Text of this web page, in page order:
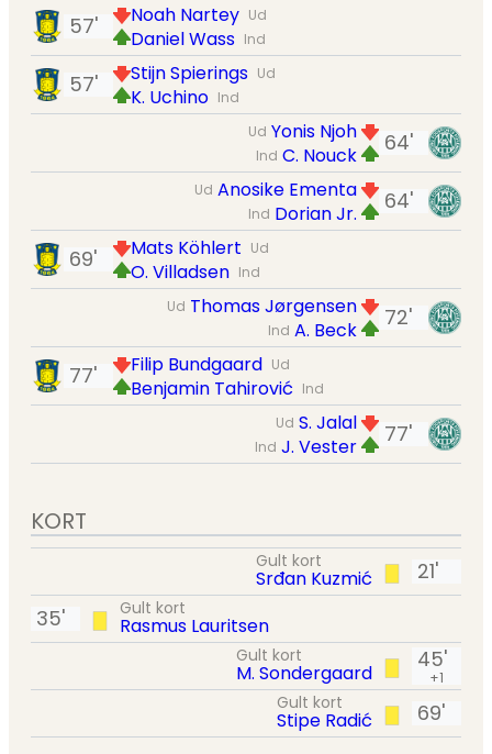
Ud
Noah Nartey
Ind
Daniel Wass
57'
Ud
Stijn Spierings
Ind
K. Uchino
57'
64'
Ud Yonis Njoh
Ind C. Nouck
64'
Ud Anosike Ementa
Ind Dorian Jr.
Ud
Mats Köhlert
Ind
O. Villadsen
69'
72'
Ud Thomas Jørgensen
Ind A. Beck
Ud
Filip Bundgaard
Ind
Benjamin Tahirović
77'
77'
Ud S. Jalal
Ind J. Vester
KORT
21'
Gult kort
Srđan Kuzmić
Gult kort
Rasmus Lauritsen
35'
45'
+1
Gult kort
M. Sondergaard
69'
Gult kort
Stipe Radić